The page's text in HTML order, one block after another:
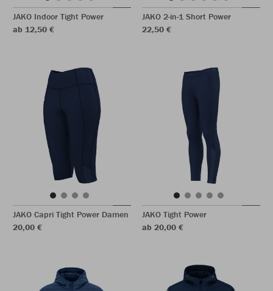
JAKO Indoor Tight Power
ab 12,50 €
JAKO 2-in-1 Short Power
22,50 €
JAKO Capri Tight Power Damen
20,00 €
JAKO Tight Power
ab 20,00 €